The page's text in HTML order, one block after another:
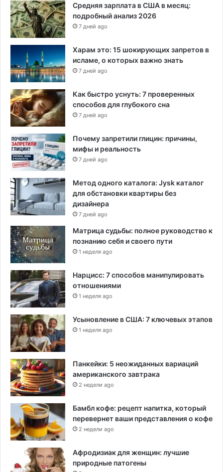
Средняя зарплата в США в месяц:
подробный анализ 2026
7 дней ago
Харам это: 15 шокирующих запретов в
исламе, о которых важно знать
7 дней ago
Как быстро уснуть: 7 проверенных
способов для глубокого сна
7 дней ago
Почему запретили глицин: причины,
мифы и реальность
7 дней ago
Метод одного каталога: Jysk каталог
для обстановки квартиры без
дизайнера
7 дней ago
Матрица судьбы: полное руководство к
познанию себя и своего пути
1 неделя ago
Нарцисс: 7 способов манипулировать
отношениями
1 неделя ago
Усыновление в США: 7 ключевых этапов
1 неделя ago
Панкейки: 5 неожиданных вариаций
американского завтрака
2 недели ago
Бамбл кофе: рецепт напитка, который
перевернет ваши представления о кофе
2 недели ago
Афродизиак для женщин: лучшие
природные патогены